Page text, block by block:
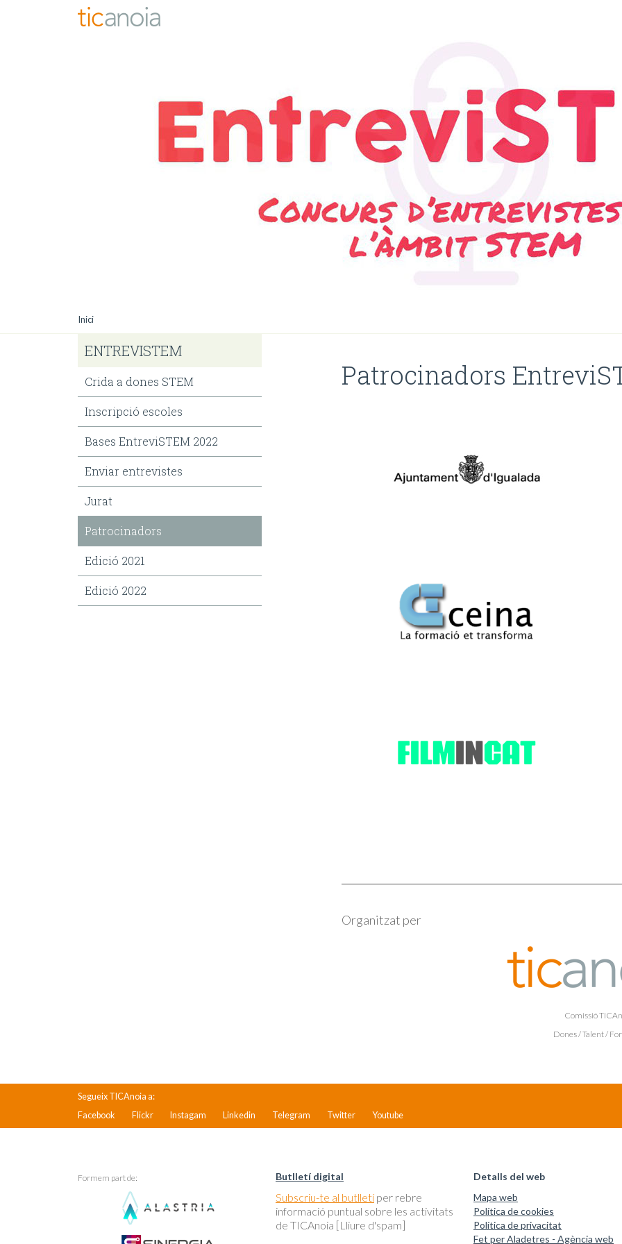
Inici
ENTREVISTEM
Crida a dones STEM
Inscripció escoles
Bases EntreviSTEM 2022
Enviar entrevistes
Jurat
Patrocinadors
Edició 2021
Edició 2022
Patrocinadors
Organitzat per
Comissió
Dones / Talent /
Segueix TICAnoia a:
Facebook
Flickr Instagam Linkedin Telegram Twitter Youtube
Formem part de: Butlletí digital
Subscriu-te al butlletí per rebre
informació puntual sobre les activitats
de TICAnoia [Lliure d'spam]
Detalls del web
Mapa web
Política de cookies
Política de privacitat
Fet per Aladetres - Agència web